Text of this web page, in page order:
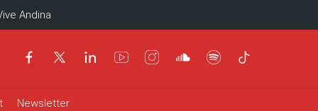
Andina
Newsletter